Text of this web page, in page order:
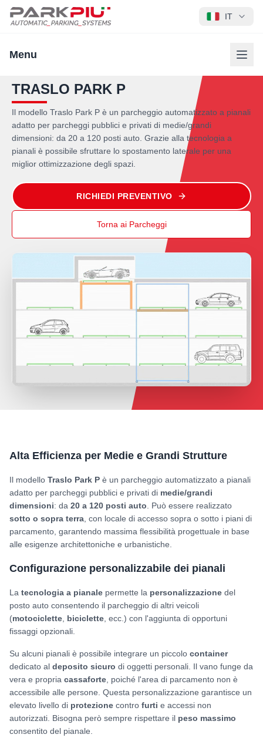
IT
Menu
TRASLO PARK P
Il modello Traslo Park P è un parcheggio automatizzato a pianali
adatto per parcheggi pubblici e privati di medie/grandi
dimensioni: da 20 a 120 posti auto. Grazie alla tecnologia a
pianali è possibile sfruttare lo spostamento laterale per una
miglior ottimizzazione degli spazi.
RICHIEDI PREVENTIVO
Torna ai Parcheggi
Alta Efficienza per Medie e Grandi Strutture
Il modello Traslo Park P è un parcheggio automatizzato a pianali
adatto per parcheggi pubblici e privati di medie/grandi
dimensioni: da 20 a 120 posti auto . Può essere realizzato
sotto o sopra terra , con locale di accesso sopra o sotto i piani di
parcamento, garantendo massima flessibilità progettuale in base
alle esigenze architettoniche e urbanistiche.
Configurazione personalizzabile dei pianali
La tecnologia a pianale permette la personalizzazione del
posto auto consentendo il parcheggio di altri veicoli
(motociclette biciclette , ecc.) con l'aggiunta di opportuni
fissaggi opzionali.
Su alcuni pianali è possibile integrare un piccolo container
dedicato al deposito sicuro di oggetti personali. Il vano funge da
vera e propria cassaforte , poiché l'area di parcamento non è
accessibile alle persone. Questa personalizzazione garantisce un
elevato livello di protezione contro furti e accessi non
autorizzati. Bisogna però sempre rispettare il peso massimo
consentito del pianale.